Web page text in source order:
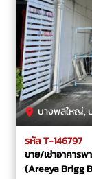
บางพลีใหญ่,
รหัส T-146797
ขาย/เช่าอาคาร
(Areeya Brigg